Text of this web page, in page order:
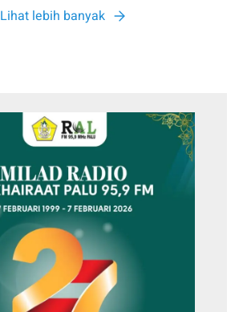
Lihat lebih banyak